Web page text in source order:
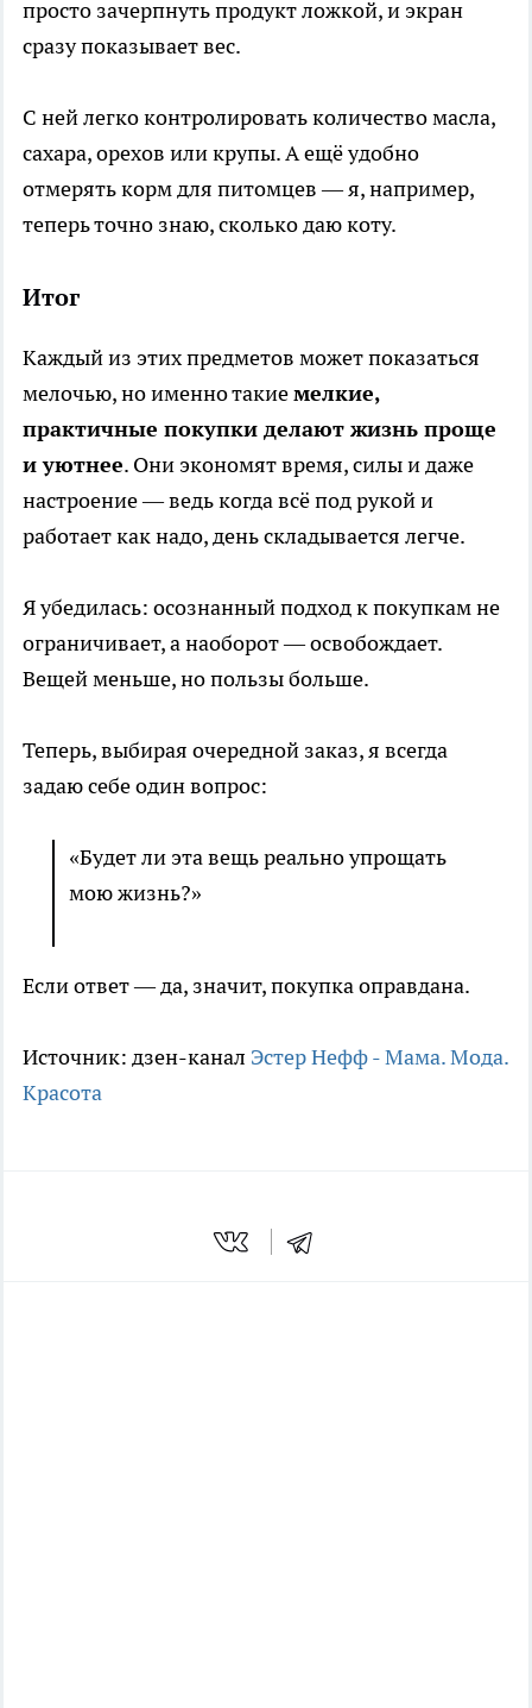
просто зачерпнуть продукт ложкой, и экран
сразу показывает вес.
С ней легко контролировать количество масла,
сахара, орехов или крупы. А ещё удобно
отмерять корм для питомцев — я, например,
теперь точно знаю, сколько даю коту.
Итог
Каждый из этих предметов может показаться
мелочью, но именно такиемелкие,
практичные покупки делают жизнь проще
и уютнее. Они экономят время, силы и даже
настроение — ведь когда всё под рукой и
работает как надо, день складывается легче.
Я убедилась: осознанный подход к покупкам не
ограничивает, а наоборот — освобождает.
Вещей меньше, но пользы больше.
Теперь, выбирая очередной заказ, я всегда
задаю себе один вопрос:
«Будет ли эта вещь реально упрощать
мою жизнь?»
Если ответ — да, значит, покупка оправдана.
Источник: дзен-канал Эстер Нефф - Мама. Мода.
Красота